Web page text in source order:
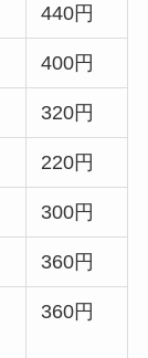
440円
400円
320円
220円
300円
360円
360円